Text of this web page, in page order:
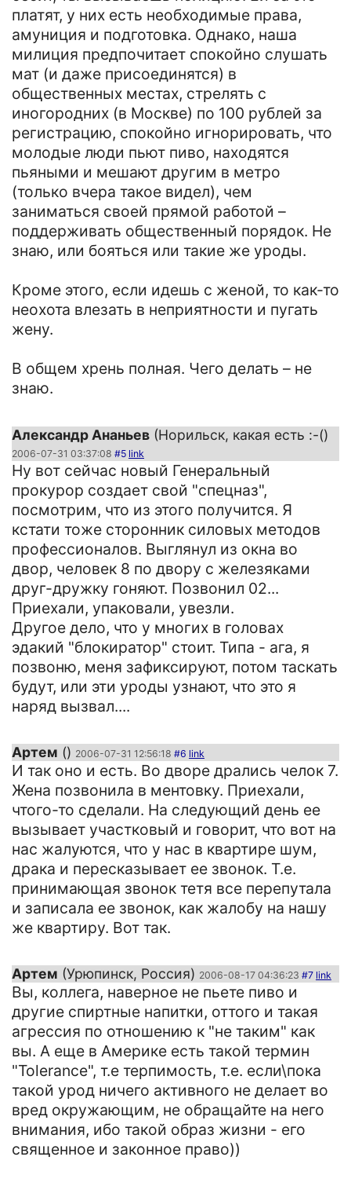
платят, у них есть необходимые права,
амуниция и подготовка. Однако, наша
милиция предпочитает спокойно слушать
мат (и даже присоединятся) в
общественных местах, стрелять с
иногородних (в Москве) по 100 рублей за
регистрацию, спокойно игнорировать, что
молодые люди пьют пиво, находятся
пьяными и мешают другим в метро
(только вчера такое видел), чем
заниматься своей прямой работой –
поддерживать общественный порядок. Не
знаю, или бояться или такие же уроды.
Кроме этого, если идешь с женой, то как-то
неохота влезать в неприятности и пугать
жену.
В общем хрень полная. Чего делать – не
знаю.
Александр Ананьев (Норильск, какая есть :-()
2006-07-31 03:37:08 #5 link
Ну вот сейчас новый Генеральный
прокурор создает свой "спецназ",
посмотрим, что из этого получится. Я
кстати тоже сторонник силовых методов
профессионалов. Выглянул из окна во
двор, человек 8 по двору с железяками
друг-дружку гоняют. Позвонил 02...
Приехали, упаковали, увезли.
Другое дело, что у многих в головах
эдакий "блокиратор" стоит. Типа - ага, я
позвоню, меня зафиксируют, потом таскать
будут, или эти уроды узнают, что это я
наряд вызвал....
Артем () 2006-07-31 12:56:18 #6 link
И так оно и есть. Во дворе дрались челок 7.
Жена позвонила в ментовку. Приехали,
чтого-то сделали. На следующий день ее
вызывает участковый и говорит, что вот на
нас жалуются, что у нас в квартире шум,
драка и пересказывает ее звонок. Т.е.
принимающая звонок тетя все перепутала
и записала ее звонок, как жалобу на нашу
же квартиру. Вот так.
Артем (Урюпинск, Россия) 2006-08-17 04:36:23 #7 link
Вы, коллега, наверное не пьете пиво и
другие спиртные напитки, оттого и такая
агрессия по отношению к "не таким" как
вы. А еще в Америке есть такой термин
"Tolerance", т.е терпимость, т.е. если\пока
такой урод ничего активного не делает во
вред окружающим, не обращайте на него
внимания, ибо такой образ жизни - его
священное и законное право))